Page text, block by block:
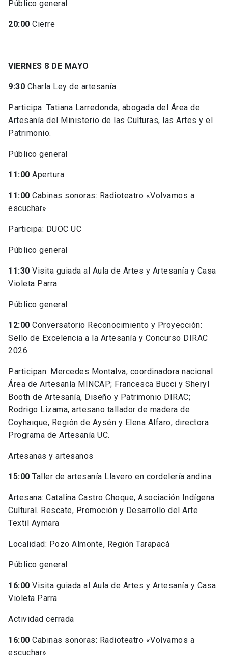
Público general
20:00 Cierre
VIERNES 8 DE MAYO
9:30 Charla Ley de artesanía
Participa: Tatiana Larredonda, abogada del Área de
Artesanía del Ministerio de las Culturas, las Artes y el
Patrimonio.
Público general
11:00 Apertura
11:00 Cabinas sonoras: Radioteatro «Volvamos a
escuchar»
Participa: DUOC UC
Público general
11:30 Visita guiada al Aula de Artes y Artesanía y Casa
Violeta Parra
Público general
12:00 Conversatorio Reconocimiento y Proyección:
Sello de Excelencia a la Artesanía y Concurso DIRAC
2026
Participan: Mercedes Montalva, coordinadora nacional
Área de Artesanía MINCAP; Francesca Bucci y Sheryl
Booth de Artesanía, Diseño y Patrimonio DIRAC;
Rodrigo Lizama, artesano tallador de madera de
Coyhaique, Región de Aysén y Elena Alfaro, directora
Programa de Artesanía UC.
Artesanas y artesanos
15:00 Taller de artesanía Llavero en cordelería andina
Artesana: Catalina Castro Choque, Asociación Indígena
Cultural. Rescate, Promoción y Desarrollo del Arte
Textil Aymara
Localidad: Pozo Almonte, Región Tarapacá
Público general
16:00 Visita guiada al Aula de Artes y Artesanía y Casa
Violeta Parra
Actividad cerrada
16:00 Cabinas sonoras: Radioteatro «Volvamos a
escuchar»